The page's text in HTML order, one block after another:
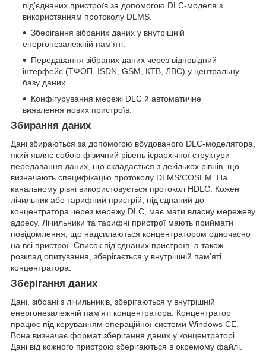
під'єднаних пристроїв за допомогою DLC-моделя з
використанням протоколу DLMS.
Зберігання зібраних даних у внутрішній
енергонезалежній пам'яті.
Передавання зібраних даних через відповідний
інтерфейс (ТФОП, ISDN, GSM, КТВ, ЛВС) у центральну
базу даних.
Конфігурування мережі DLC й автоматичне
виявлення нових пристроїв.
Збирання даних
Дані збираються за допомогою вбудованого DLC-моделятора,
який являє собою фізичний рівень ієрархічної структури
передавання даних, що складається з декількох рівнів, що
визначають специфікацію протоколу DLMS/COSEM. На
канальному рівні використовується протокол HDLC. Кожен
лічильник або тарифний пристрій, під'єднаний до
концентратора через мережу DLC, має мати власну мережеву
адресу. Лічильники та тарифні пристрої мають приймати
повідомлення, що надсилаються концентратором одночасно
на всі пристрої. Список під'єднаних пристроїв, а також
розклад опитування, зберігається у внутрішній пам'яті
концентратора.
Зберігання даних
Дані, зібрані з лічильників, зберігаються у внутрішній
енергонезалежній пам'яті концентратора. Концентратор
працює під керуванням операційної системи Windows CE.
Вона визначає формат зберігання даних у концентраторі.
Дані від кожного пристрою зберігаються в окремому файлі.